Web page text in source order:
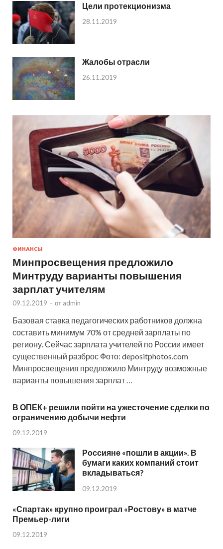
Цели протекционизма
28.11.2019
Жалобы отрасли
26.11.2019
ФИНАНСЫ
Минпросвещения предложило
Минтруду варианты повышения
зарплат учителям
09.12.2019 - от admin
Базовая ставка педагогических работников должна
составить минимум 70% от средней зарплаты по
региону. Сейчас зарплата учителей по России имеет
существенный разброс Фото: depositphotos.com
Минпросвещения предложило Минтруду возможные
варианты повышения зарплат …
В ОПЕК+ решили пойти на ужесточение сделки по
ограничению добычи нефти
09.12.2019
Россияне «пошли в акции». В
бумаги каких компаний стоит
вкладываться?
09.12.2019
«Спартак» крупно проиграл «Ростову» в матче
Премьер-лиги
09.12.2019